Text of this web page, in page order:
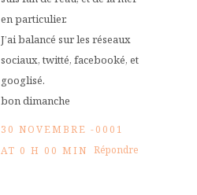
en particulier.
J’ai balancé sur les réseaux
sociaux, twitté, facebooké, et
googlisé.
bon dimanche
30 NOVEMBRE -0001
AT 0 H 00 MIN Répondre